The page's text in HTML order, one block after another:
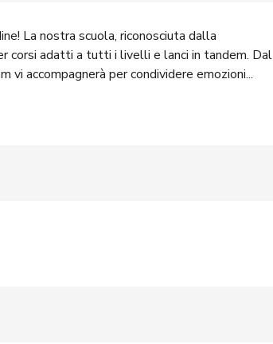
La nostra scuola, riconosciuta dalla
corsi adatti a tutti i livelli e lanci in tandem. Dal
accompagnerà per condividere emozioni...